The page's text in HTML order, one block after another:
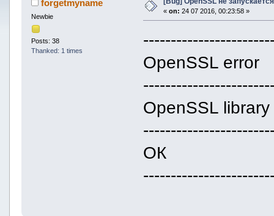
forgetmyname
Newbie
Posts: 38
Thanked: 1 times
« on: 24 07 2016, 00:23:58 »
OpenSSL error
OpenSSL
ОК